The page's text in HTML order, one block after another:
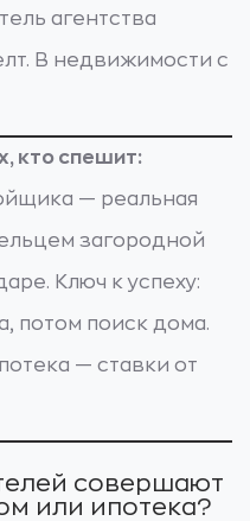
агентства
В недвижимости с
кто спешит:
— реальная
загородной
Ключ к успеху:
потом поиск дома.
— ставки от
совершают
или ипотека?